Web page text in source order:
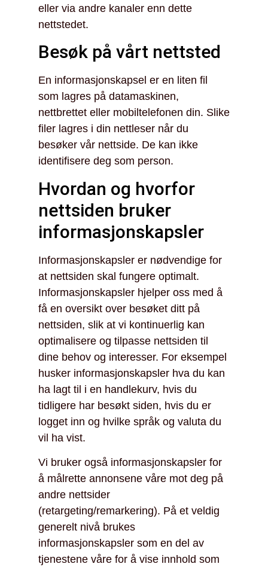
eller via andre kanaler enn dette
nettstedet.
Besøk på vårt nettsted
En informasjonskapsel er en liten fil
som lagres på datamaskinen,
nettbrettet eller mobiltelefonen din. Slike
filer lagres i din nettleser når du
besøker vår nettside. De kan ikke
identifisere deg som person.
Hvordan og hvorfor
nettsiden bruker
informasjonskapsler
Informasjonskapsler er nødvendige for
at nettsiden skal fungere optimalt.
Informasjonskapsler hjelper oss med å
få en oversikt over besøket ditt på
nettsiden, slik at vi kontinuerlig kan
optimalisere og tilpasse nettsiden til
dine behov og interesser. For eksempel
husker informasjonskapsler hva du kan
ha lagt til i en handlekurv, hvis du
tidligere har besøkt siden, hvis du er
logget inn og hvilke språk og valuta du
vil ha vist.
Vi bruker også informasjonskapsler for
å målrette annonsene våre mot deg på
andre nettsider
(retargeting/remarkering). På et veldig
generelt nivå brukes
informasjonskapsler som en del av
tjenestene våre for å vise innhold som